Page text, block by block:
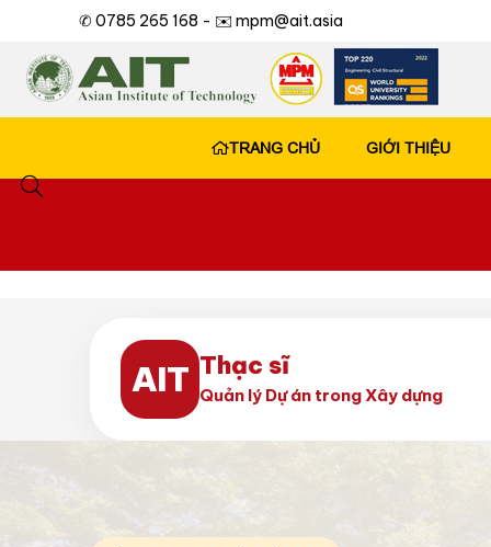
✆ 0785 265 168 - ✉️ mpm@ait.asia
TRANG CHỦ GIỚI THIỆU
AIT Thạc sĩ
Quản lý Dự án trong Xây dựng